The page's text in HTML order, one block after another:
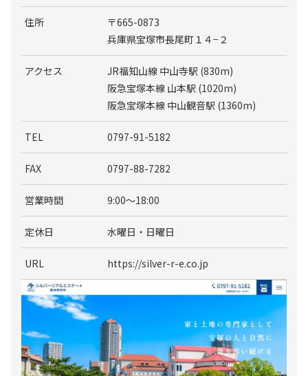
住所
〒665-0873
兵庫県宝塚市長尾町１４−２
アクセス
JR福知山線 中山寺駅 (830m)
阪急宝塚本線 山本駅 (1020m)
阪急宝塚本線 中山観音駅 (1360m)
TEL 0797-91-5182
FAX 0797-88-7282
営業時間 9:00～18:00
定休日 水曜日・日曜日
URL https://silver-r-e.co.jp